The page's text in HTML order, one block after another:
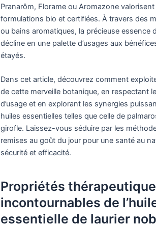
Pranarôm, Florame ou Aromazone
formulations bio et certifiées. À travers des
ou bains aromatiques, la précieuse essence
décline en une palette d’usages aux
étayés.
Dans cet article, découvrez comment
de cette merveille botanique, en respectant
d’usage et en explorant les synergies
huiles essentielles telles que celle de
girofle. Laissez-vous séduire par les
remises au goût du jour pour une santé au
sécurité et efficacité.
Propriétés
incontournables de
essentielle de laurier